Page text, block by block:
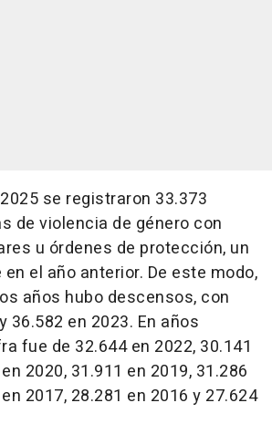
se registraron 33.373
de violencia de género con
u órdenes de protección, un
en el año anterior. De este modo,
años hubo descensos, con
36.582 en 2023. En años
fue de 32.644 en 2022, 30.141
2020, 31.911 en 2019, 31.286
2017, 28.281 en 2016 y 27.624